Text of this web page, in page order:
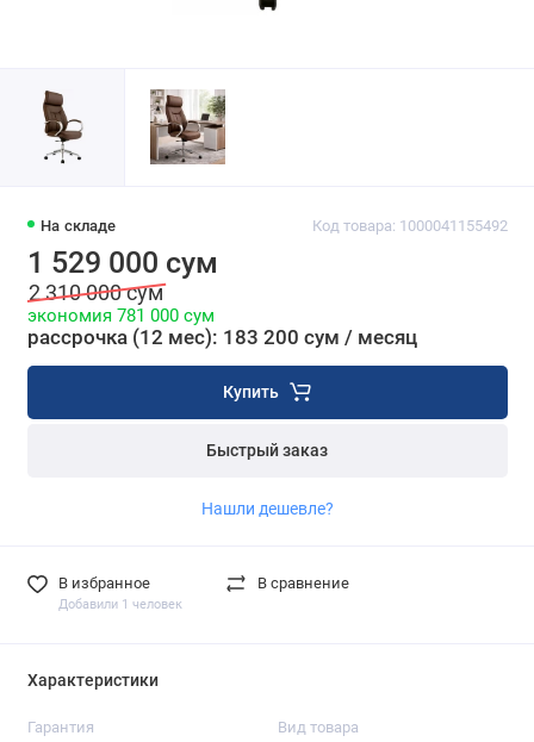
На складе Код товара: 1000041155492
1 529 000 сум
2 310 000 сум
экономия 781 000 сум
рассрочка (12 мес): 183 200 сум / месяц
Купить
Быстрый заказ
Нашли дешевле?
В избранное
Добавили 1 человек
В сравнение
Характеристики
Гарантия Вид товара